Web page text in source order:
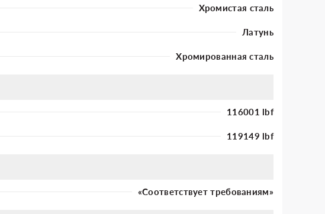
Хромистая сталь
Латунь
Хромированная сталь
116001 lbf
119149 lbf
«Соответствует требованиям»